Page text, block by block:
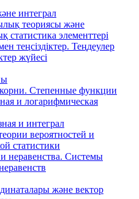
интеграл
теориясы және
статистика элементтері
теңсіздіктер. Теңдеулер
жүйесі
Степенные функции
и логарифмическая
и интеграл
вероятностей и
статистики
неравенства. Системы
және вектор